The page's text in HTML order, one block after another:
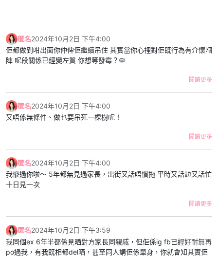
匿名2024年10月2日 下午4:00
佢都做到咁出面你仲俾佢繼續吊住 其實當你心裡對佢既行為有介懷嗰
陣 呢段關係已經變左質 你想等發霉？🦠
閱讀更多
匿名2024年10月2日 下午4:00
又唔係無條件、做乜要吊死一棵樹呢！
閱讀更多
匿名2024年10月2日 下午4:00
我慘過你啦～ 5年都無見過家長，出街又話唔慣拖 平時又話攰又話忙
十日見一次
閱讀更多
匿名2024年10月2日 下午3:59
我同個ex 6年半都係見晒對方家長同親戚，但佢係ig fb已經好耐無再
po過我，有我既相都del晒，甚至同人講佢係單身，你就會知其實佢